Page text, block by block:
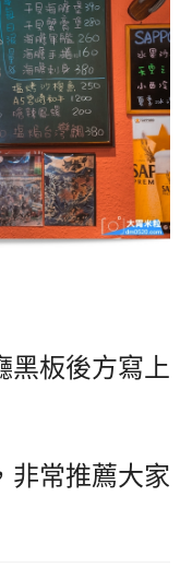
黑板後方寫上
非常推薦大家